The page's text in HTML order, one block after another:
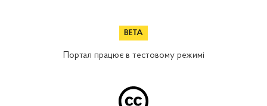
Портал працює в тестовому режимі